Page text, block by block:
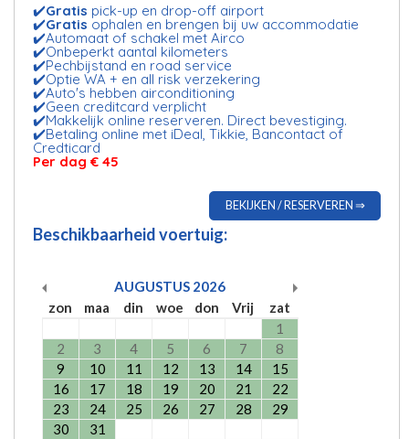
✔️Gratis pick-up en drop-off airport
✔️Gratis ophalen en brengen bij uw accommodatie
✔️Automaat of schakel met Airco
✔️Onbeperkt aantal kilometers
✔️Pechbijstand en road service
✔️Optie WA + en all risk verzekering
✔️Auto's hebben airconditioning
✔️Geen creditcard verplicht
✔️Makkelijk online reserveren. Direct bevestiging.
✔️Betaling online met iDeal, Tikkie, Bancontact of
Credticard
Per dag€ 45
BEKIJKEN / RESERVEREN ⇒
Beschikbaarheid voertuig:
AUGUSTUS 2026
zon
maa din woe don Vrij
zat
1
2
3 4 5 6 7
8
9
10 11 12 13 14
15
16
17 18 19 20 21
22
23
24 25 26 27 28
29
30
31